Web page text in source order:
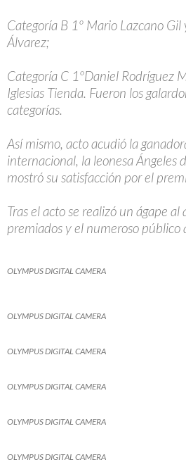
Categoría B 1º Mario Lazcano Gil
Álvarez;
Categoría C 1ºDaniel Rodríguez
Iglesias Tienda. Fueron los
categorías.
Así mismo, acto acudió la
internacional, la leonesa Ángeles
mostró su satisfacción por el
Tras el acto se realizó un ágape
premiados y el numeroso público
OLYMPUS DIGITAL CAMERA
OLYMPUS DIGITAL CAMERA
OLYMPUS DIGITAL CAMERA
OLYMPUS DIGITAL CAMERA
OLYMPUS DIGITAL CAMERA
OLYMPUS DIGITAL CAMERA